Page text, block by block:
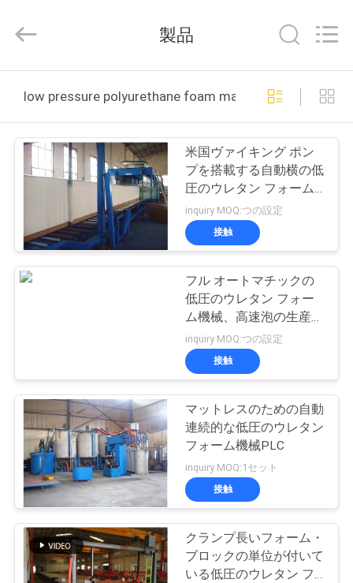
製
達
に
て
旅
Dongguan
Zehui
co.,
製品
low pressure polyurethane foam machine オンライン
米国ヴァイキング ポン
プを搭載する自動横の低
圧のウレタン フォーム
機械
inquiry MOQ:つの設定
接触
フル オートマチックの
低圧のウレタン フォー
ム機械、高速泡の生産ラ
イン
inquiry MOQ:つの設定
接触
マットレスのための自動
連続的な低圧のウレタン
フォーム機械PLC
inquiry MOQ:1セット
接触
クランプ長いフォーム・
ブロックの単位が付いて
いる低圧のウレタン フ